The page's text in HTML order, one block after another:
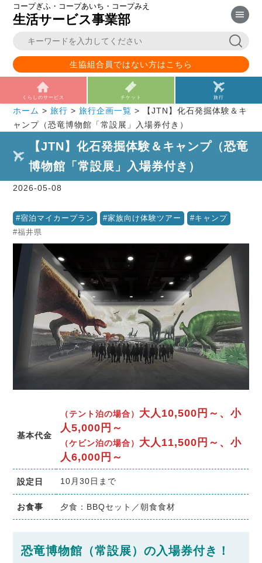
コープぎふ・コープあいち・コープみえ
生活サービス事業部
生協組合員ではない方はこちら
くらしのサービス チケット 旅行
ホーム >旅行 >旅行企画一覧 >
【JTN】化石発掘体験＆キ
ャンプ（恐竜博物館「常設展」入場券付き）
【JTN】化石発掘体験＆キャンプ（恐竜
博物館「常設展」入場券付き）
2026-05-08
宿泊マイカープラン 家族向け体験ツアー
キャンプ
福井県
基本代金
（テント泊の場合） 大人10,500円～、小
人5,000円～
（ケビン泊の場合） 大人11,500円～、小
人6,000円～
設定日 10月30日まで
お食事 夕食：BBQセット／朝食食材
恐竜博物館（常設展）の入場券付き！